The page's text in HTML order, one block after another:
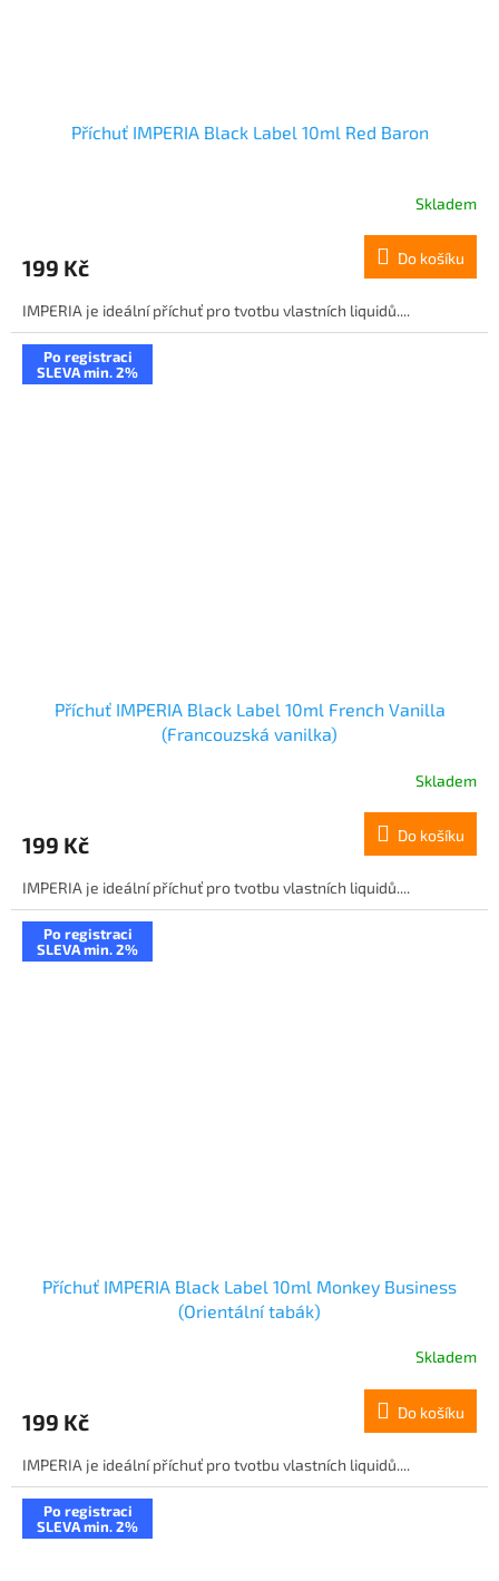
Příchuť IMPERIA Black Label 10ml Red Baron
Skladem
199 Kč Do košíku
IMPERIA je ideální příchuť pro tvotbu vlastních liquidů....
Po registraci
SLEVA min. 2%
Příchuť IMPERIA Black Label 10ml French Vanilla
(Francouzská vanilka)
Skladem
199 Kč Do košíku
IMPERIA je ideální příchuť pro tvotbu vlastních liquidů....
Po registraci
SLEVA min. 2%
Příchuť IMPERIA Black Label 10ml Monkey Business
(Orientální tabák)
Skladem
199 Kč Do košíku
IMPERIA je ideální příchuť pro tvotbu vlastních liquidů....
Po registraci
SLEVA min. 2%